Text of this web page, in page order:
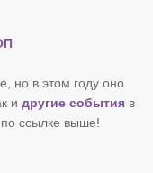
но в этом году оно
идругие события в
ссылке выше!